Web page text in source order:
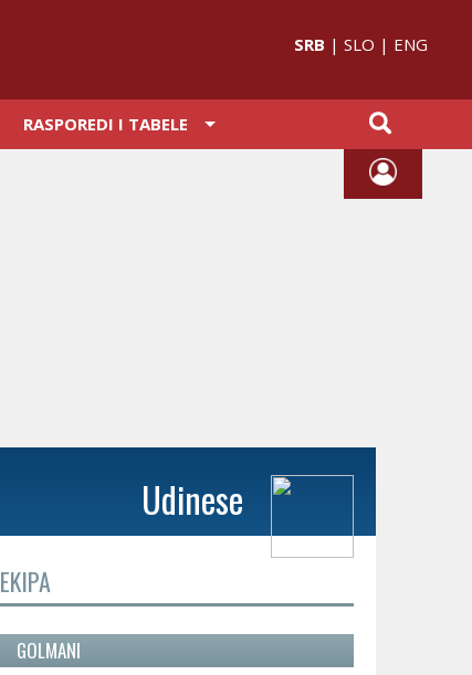
SRB | SLO | ENG
RASPOREDI I TABELE
EKIPA
GOLMANI
Udinese